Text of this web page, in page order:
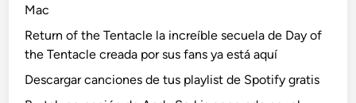
Mac
Return of the Tentacle la increíble secuela de Day of
the Tentacle creada por sus fans ya está aquí
Descargar canciones de tus playlist de Spotify gratis